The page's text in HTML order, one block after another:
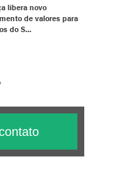
libera novo
de valores para
do S...